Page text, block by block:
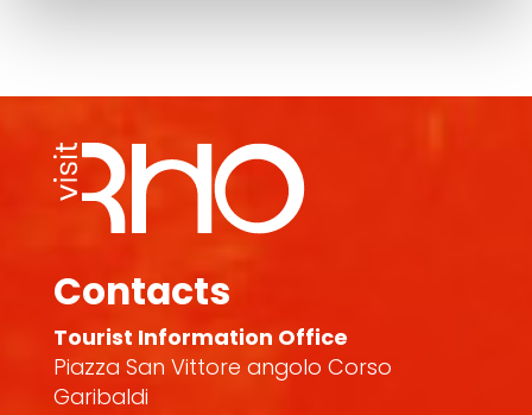
Contacts
Tourist Information Office
Piazza San Vittore angolo Corso
Garibaldi